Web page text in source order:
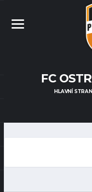
FC
HLAVNÍ